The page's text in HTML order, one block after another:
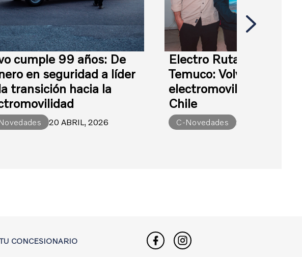
cumple 99 años: De
en seguridad a líder
transición hacia la
20 ABRIL, 2026
Electro Ruta en Portillo
Temuco: Volvo acerca la
electromovilidad al sur
Chile
C-Novedades 20 ABRIL, 2026
CONCESIONARIO